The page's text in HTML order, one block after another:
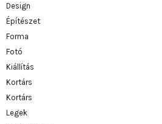
Design
Építészet
Forma
Fotó
Kiállítás
Kortárs
Kortárs
Legek